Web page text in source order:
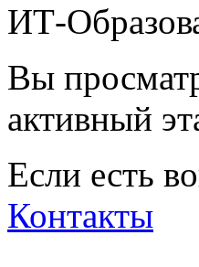
ИТ-
Вы
активный
Если есть
Контакты